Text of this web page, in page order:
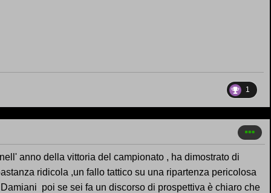
1
anno della vittoria del campionato , ha dimostrato di
ridicola ,un fallo tattico su una ripartenza pericolosa
poi se sei fa un discorso di prospettiva è chiaro che